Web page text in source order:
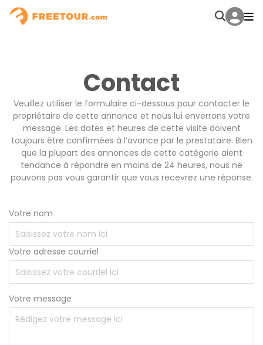
Contact
Veuillez utiliser le formulaire ci-dessous pour contacter le
propriétaire de cette annonce et nous lui enverrons votre
message. Les dates et heures de cette visite doivent
toujours être confirmées à l’avance par le prestataire. Bien
que la plupart des annonces de cette catégorie aient
tendance à répondre en moins de 24 heures, nous ne
pouvons pas vous garantir que vous recevrez une réponse.
Votre nom
Votre adresse courriel
Votre message